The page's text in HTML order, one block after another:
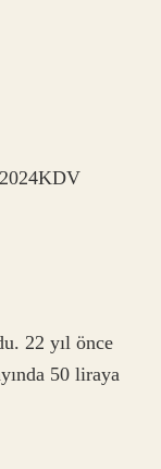
22 yıl önce
50 liraya